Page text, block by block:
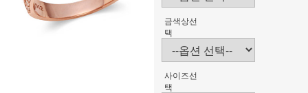
금색상선
택
사이즈선
택